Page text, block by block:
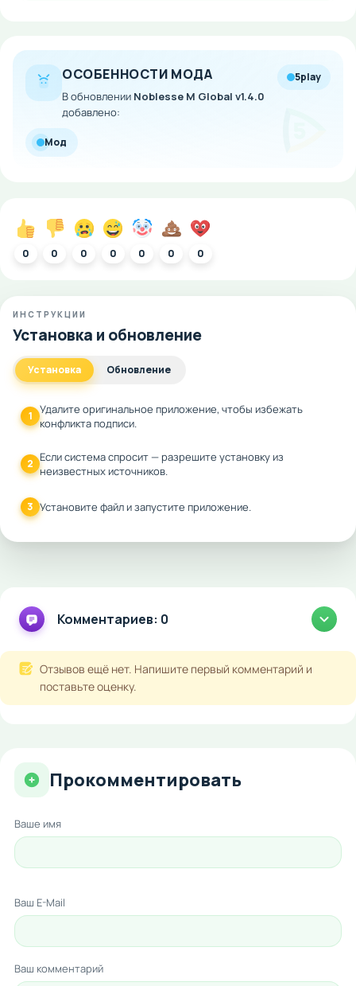
ОСОБЕННОСТИ МОДА
В обновлении Noblesse M Global v1.4.0
добавлено:
5play
Мод
0 0 0 0 0 0 0
ИНСТРУКЦИИ
Установка и обновление
Установка Обновление
1 Удалите оригинальное приложение, чтобы избежать
конфликта подписи.
2 Если система спросит — разрешите установку из
неизвестных источников.
3 Установите файл и запустите приложение.
Комментариев: 0
Отзывов ещё нет. Напишите первый комментарий и
поставьте оценку.
Прокомментировать
Ваше имя
Ваш E-Mail
Ваш комментарий